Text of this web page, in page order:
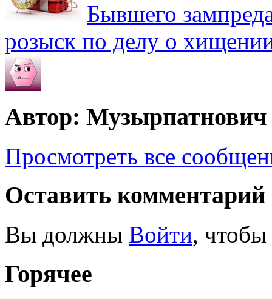
Бывшего
розыск по делу о
Автор: Музырпатнович
Просмотреть все
Оставить комментарий
Вы должны Войти, чтобы
Горячее